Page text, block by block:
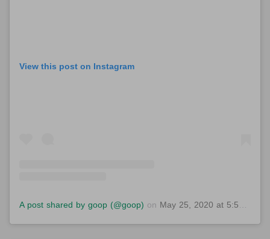
View this post on Instagram
A post shared by goop (@goop) on May 25, 2020 at 5:58pm PDT